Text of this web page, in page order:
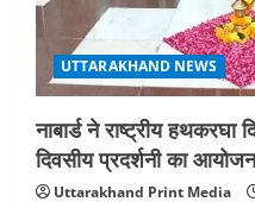
UTTARAKHAND NEWS
नाबार्ड ने राष्ट्रीय
दिवसीय प्रदर्शनी का
Uttarakhand Print Media